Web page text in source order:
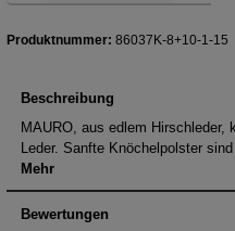
Produktnummer: 86037K-8+10-1-15
Beschreibung
MAURO, aus edlem Hirschleder,
Leder. Sanfte Knöchelpolster
Mehr
Bewertungen